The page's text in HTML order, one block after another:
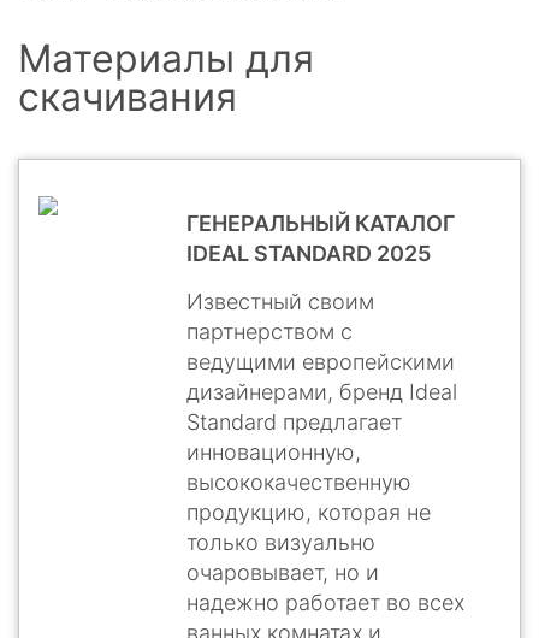
Материалы для
скачивания
ГЕНЕРАЛЬНЫЙ КАТАЛОГ
IDEAL STANDARD 2025
Известный своим
партнерством с
ведущими европейскими
дизайнерами, бренд Ideal
Standard предлагает
инновационную,
высококачественную
продукцию, которая не
только визуально
очаровывает, но и
надежно работает во всех
ванных комнатах и